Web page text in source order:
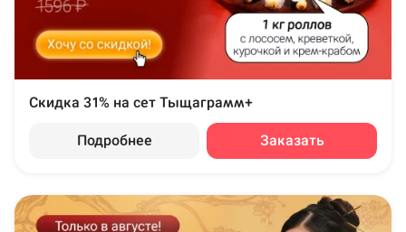
Скидка 31% на сет Тыщаграмм+
Подробнее Заказать